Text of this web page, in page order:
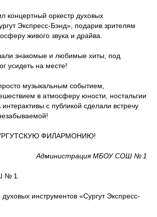
концертный оркестр духовых
Экспресс-Бэнд», подарив зрителям
живого звука и драйва.
знакомые и любимые хиты, под
усидеть на месте!
музыкальным событием,
в атмосферу юности, ностальгии
с публикой сделали встречу
ФИЛАРМОНИЮ!
Администрация МБОУ СОШ № 1
№ 1.
инструментов «Сургут Экспресс-